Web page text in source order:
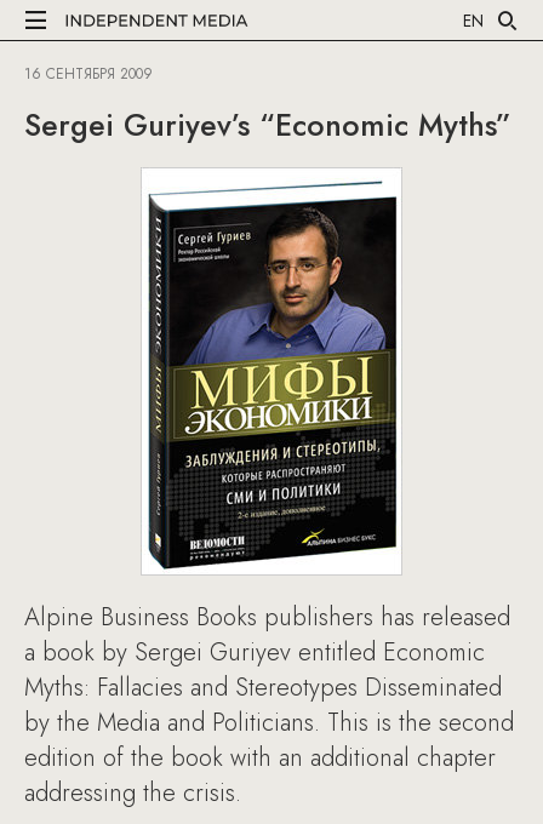
EN
16 СЕНТЯБРЯ 2009
Sergei Guriyev’s “Economic Myths”
Alpine Business Books publishers has released
a book by Sergei Guriyev entitled Economic
Myths: Fallacies and Stereotypes Disseminated
by the Media and Politicians. This is the second
edition of the book with an additional chapter
addressing the crisis.